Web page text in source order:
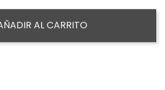
AL CARRITO